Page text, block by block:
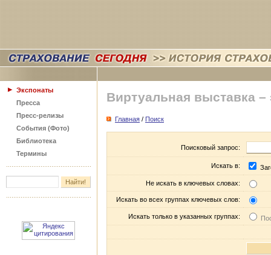
Экспонаты
Пресса
Пресс-релизы
События (Фото)
Библиотека
Термины
Виртуальная выставка –
Главная / Поиск
Поисковый запрос:
Искать в:
Не искать в ключевых словах:
Искать во всех группах ключевых слов:
Искать только в указанных группах: